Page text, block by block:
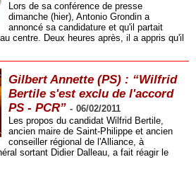
Lors de sa conférence de presse
dimanche (hier), Antonio Grondin a
annoncé sa candidature et qu'il partait
centre. Deux heures après, il a appris qu'il
Gilbert Annette (PS) : “Wilfrid
Bertile s'est exclu de l'accord
PS - PCR” - 06/02/2011
Les propos du candidat Wilfrid Bertile,
ancien maire de Saint-Philippe et ancien
conseiller régional de l'Alliance, à
sortant Didier Dalleau, a fait réagir le